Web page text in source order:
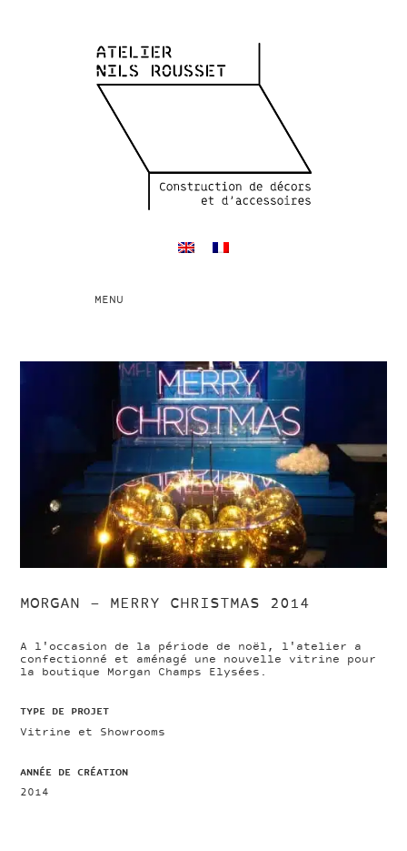
Toggle
MENU
MORGAN – MERRY CHRISTMAS 2014
A l'occasion de la période de noël, l'atelier a
confectionné et aménagé une nouvelle vitrine pour
la boutique Morgan Champs Elysées.
TYPE DE PROJET
Vitrine et Showrooms
ANNÉE DE CRÉATION
2014